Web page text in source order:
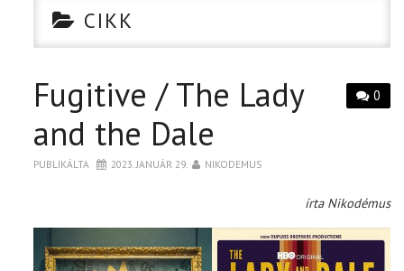
CIKK
PÓLÓ RENDELÉS
CIKK
0
Fugitive / The Lady
and the Dale
PUBLIKÁLTA 2023. JANUÁR 29. NIKODEMUS
írta Nikodémus